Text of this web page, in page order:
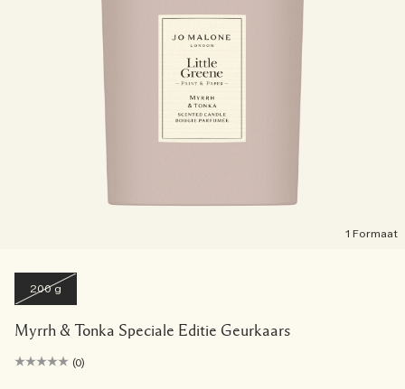
1 Formaat
200 g
Myrrh & Tonka Speciale Editie Geurkaars
(0)